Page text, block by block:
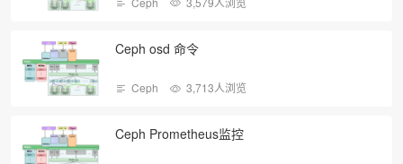
Ceph osd 命令
Ceph 3,713人浏览
Ceph Prometheus监控